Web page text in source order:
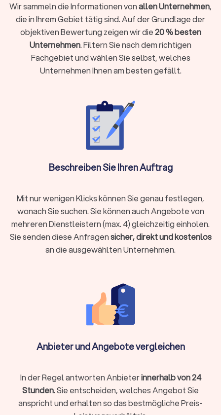
Selbstständig, freiberuflich tätig sind oder ein
Unternehmen führen
Einkünfte aus Vermietung, Kapitalvermögen oder anderen
Einkunftsarten haben
Komplexe steuerliche Sachverhalte vorliegen wie
Auslandseinkünfte, Erbschaften oder Beteiligungen
Steueroptimierung und proaktive Gestaltungsberatung
Als Faustregel gilt: Wenn die mögliche Steuerersparnis oder
Zeitersparnis die Kosten übersteigt, ist die Investition
Steuerberater vor Ort oder digital wählen?
Moderne Steuerberatung findet längst nicht mehr nur im
klassischen Büro statt. Digitale Kanzleien bieten ihre
Dienstleistungen vollständig online an, von der
Belegübermittlung bis zur Videoberatung. Beide Modelle
haben Vorzüge:
Persönlicher Kontakt bei komplexen Beratungen
Kurzfristige persönliche Termine möglich
Gut geeignet für Mandanten, die persönlichen Kontakt
Online-Steuerberatung
Ortsunabhängig und zeitlich flexibel
Wir sammeln die Informationen vonallen Unternehmen,
die in Ihrem Gebiet tätig sind. Auf der Grundlage der
objektiven Bewertung zeigen wir die20 % besten
Unternehmen. Filtern Sie nach dem richtigen
Fachgebiet und wählen Sie selbst, welches
Unternehmen Ihnen am besten gefällt.
Beschreiben Sie Ihren Auftrag
Mit nur wenigen Klicks können Sie genau festlegen,
wonach Sie suchen. Sie können auch Angebote von
mehreren Dienstleistern (max. 4) gleichzeitig einholen.
Sie senden diese Anfragensicher, direkt und kostenlos
an die ausgewählten Unternehmen.
Anbieter und Angebote vergleichen
In der Regel antworten Anbieterinnerhalb von 24
Stunden.Sie entscheiden, welches Angebot Sie
anspricht und erhalten so das bestmögliche Preis-